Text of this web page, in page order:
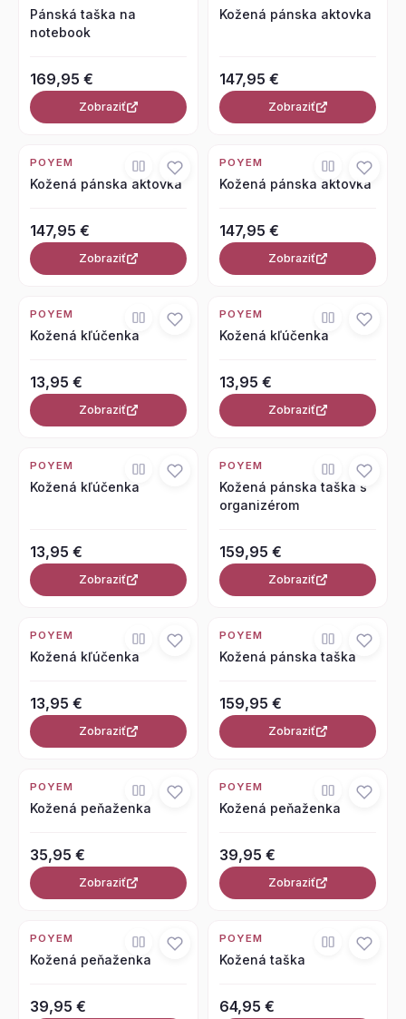
Pánská taška na
notebook
169,95 €
Zobraziť
Kožená pánska aktovka
147,95 €
Zobraziť
POYEM
Kožená pánska aktovka
147,95 €
Zobraziť
POYEM
Kožená pánska aktovka
147,95 €
Zobraziť
POYEM
Kožená kľúčenka
13,95 €
Zobraziť
POYEM
Kožená kľúčenka
13,95 €
Zobraziť
POYEM
Kožená kľúčenka
13,95 €
Zobraziť
POYEM
Kožená pánska taška s
organizérom
159,95 €
Zobraziť
POYEM
Kožená kľúčenka
13,95 €
Zobraziť
POYEM
Kožená pánska taška
159,95 €
Zobraziť
POYEM
Kožená peňaženka
35,95 €
Zobraziť
POYEM
Kožená peňaženka
39,95 €
Zobraziť
POYEM
Kožená peňaženka
39,95 €
POYEM
Kožená taška
64,95 €